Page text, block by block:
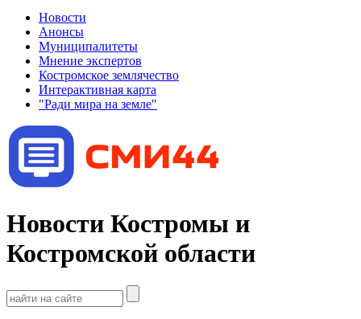
Новости
Анонсы
Муниципалитеты
Мнение экспертов
Костромское землячество
Интерактивная карта
"Ради мира на земле"
Новости Костромы и
Костромской области